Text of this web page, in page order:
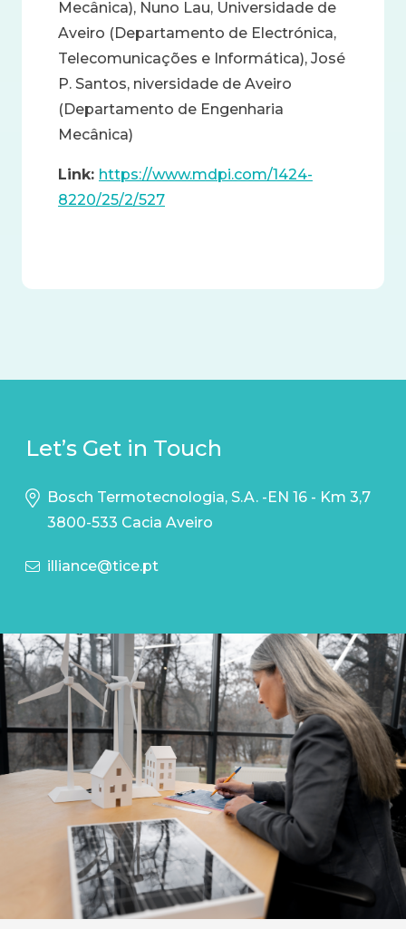
Mecânica), Nuno Lau, Universidade de
Aveiro (Departamento de Electrónica,
Telecomunicações e Informática), José
P. Santos, niversidade de Aveiro
(Departamento de Engenharia
Mecânica)
Link: https://www.mdpi.com/1424-
8220/25/2/527
Let’s Get in Touch
Bosch Termotecnologia, S.A. -EN 16 - Km 3,7
3800-533 Cacia Aveiro
illiance@tice.pt